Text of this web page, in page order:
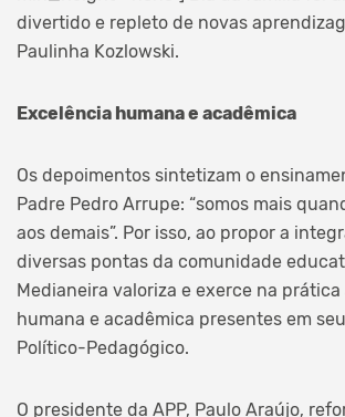
divertido e repleto de novas
Paulinha Kozlowski.
Excelência humana e acadêmica
Os depoimentos sintetizam o
Padre Pedro Arrupe: “somos mais
aos demais”. Por isso, ao propor a
diversas pontas da comunidade
Medianeira valoriza e exerce na
humana e acadêmica presentes em
Político-Pedagógico.
O presidente da APP, Paulo Araújo,